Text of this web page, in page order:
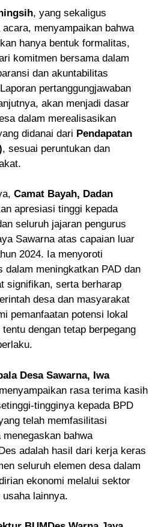
, yang sekaligus
menyampaikan bahwa
hanya bentuk formalitas,
komitmen bersama dalam
dan akuntabilitas
pertanggungjawaban
akan menjadi dasar
dalam merealisasikan
didanai dari Pendapatan
, sesuai peruntukan dan
Camat Bayah, Dadan
apresiasi tinggi kepada
seluruh jajaran pengurus
Sawarna atas capaian luar
2024. Ia menyoroti
dalam meningkatkan PAD dan
signifikan, serta berharap
desa dan masyarakat
pemanfaatan potensi lokal
dengan tetap berpegang
Desa Sawarna, Iwa
rasa terima kasih
tingginya kepada BPD
telah memfasilitasi
bahwa
adalah hasil dari kerja keras
seluruh elemen desa dalam
ekonomi melalui sektor
lainnya.